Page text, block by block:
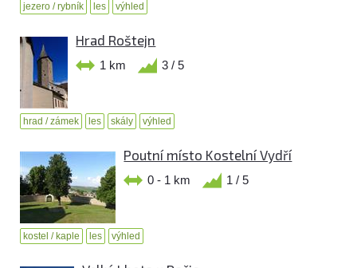
jezero / rybník les výhled
Hrad Roštejn
1 km 3 / 5
hrad / zámek les skály výhled
Poutní místo Kostelní Vydří
0 - 1 km 1 / 5
kostel / kaple les výhled